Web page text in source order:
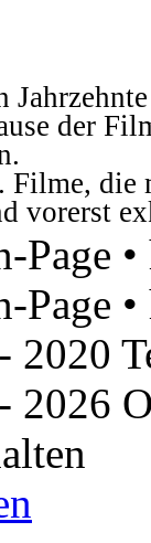
der
die
vorerst
Page
Page
2026